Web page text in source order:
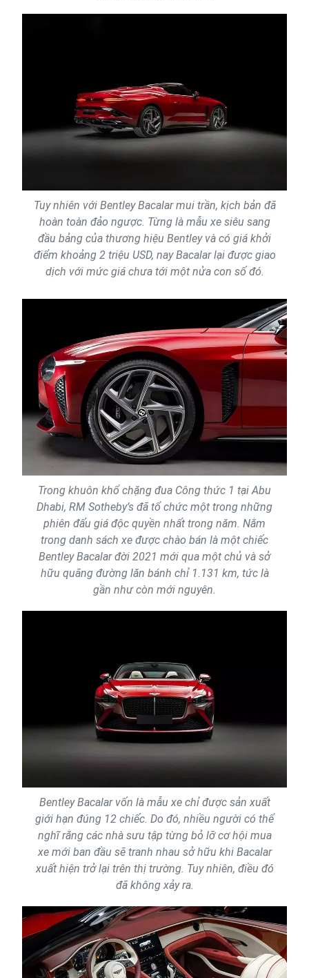
Tuy nhiên với Bentley Bacalar mui trần, kịch bản đã
hoàn toàn đảo ngược. Từng là mẫu xe siêu sang
đầu bảng của thương hiệu Bentley và có giá khởi
điểm khoảng 2 triệu USD, nay Bacalar lại được giao
dịch với mức giá chưa tới một nửa con số đó.
Trong khuôn khổ chặng đua Công thức 1 tại Abu
Dhabi, RM Sotheby’s đã tổ chức một trong những
phiên đấu giá độc quyền nhất trong năm. Nằm
trong danh sách xe được chào bán là một chiếc
Bentley Bacalar đời 2021 mới qua một chủ và sở
hữu quãng đường lăn bánh chỉ 1.131 km, tức là
gần như còn mới nguyên.
Bentley Bacalar vốn là mẫu xe chỉ được sản xuất
giới hạn đúng 12 chiếc. Do đó, nhiều người có thể
nghĩ rằng các nhà sưu tập từng bỏ lỡ cơ hội mua
xe mới ban đầu sẽ tranh nhau sở hữu khi Bacalar
xuất hiện trở lại trên thị trường. Tuy nhiên, điều đó
đã không xảy ra.